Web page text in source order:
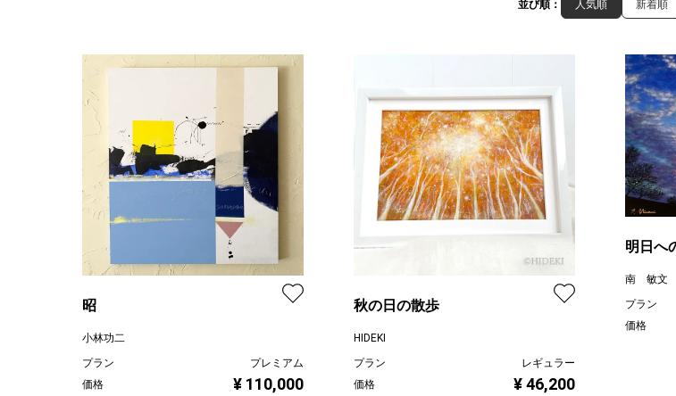
並び順： 人気順 新着順
昭
小林功二
プラン
プレミアム
価格
¥ 110,000
秋の日の散歩
HIDEKI
プラン
レギュラー
価格
¥ 46,200
明日へ
南 敏文
プラン
価格